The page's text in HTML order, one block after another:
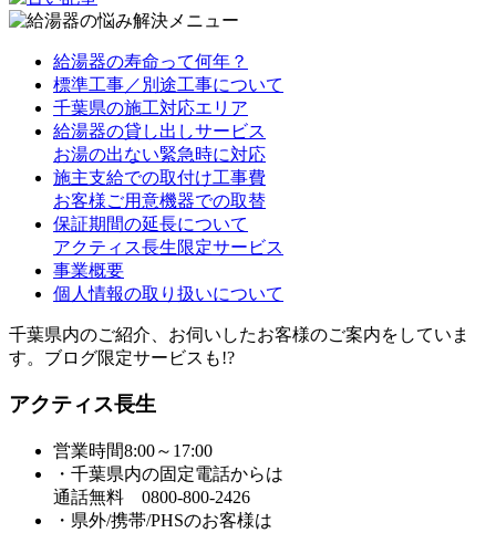
給湯器の寿命って何年？
標準工事／別途工事について
千葉県の施工対応エリア
給湯器の貸し出しサービス
お湯の出ない緊急時に対応
施主支給での取付け工事費
お客様ご用意機器での取替
保証期間の延長について
アクティス長生限定サービス
事業概要
個人情報の取り扱いについて
千葉県内のご紹介、お伺いしたお客様のご案内をしていま
す。ブログ限定サービスも!?
アクティス長生
営業時間8:00～17:00
・千葉県内の固定電話からは
通話無料 0800-800-2426
・県外/携帯/PHSのお客様は